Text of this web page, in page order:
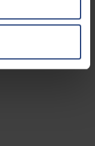
aan je